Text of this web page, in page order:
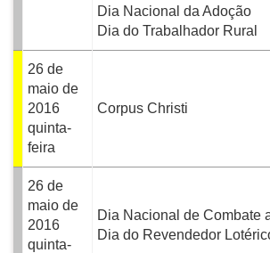
Dia Nacional da Adoção
Dia do Trabalhador Rural
26 de
maio de
2016
quinta-
feira
Corpus Christi
26 de
maio de
2016
quinta-
Dia Nacional de Combate
Dia do Revendedor